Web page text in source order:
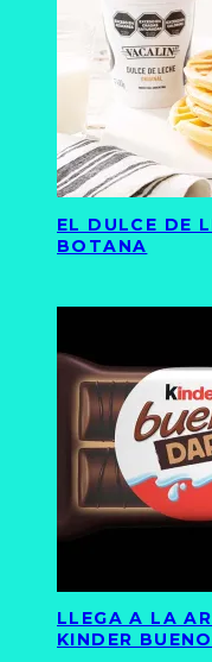
EL DULCE DE
BOTANA
LLEGA A LA
KINDER